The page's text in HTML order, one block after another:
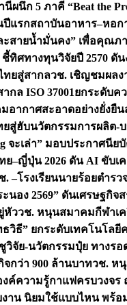
นีผนึก 5 ภาคี “Beat the
ปีแรกสถาบันอาหาร–หอก
สายน้ำมั่นคง” เพื่อคุณ
ชี้ทิศทางทุนวิจัยปี 2570
ทยสู่สากลวช. เชิญชมผล
ล ISO 37001ยกระดับ
อากาศสะอาดอย่างยั่งยืน
ยสู่ฮับนวัตกรรมการผลิต
ะเล่า” มอบประกาศนีย
ทย–ญี่ปุ่น 2026 ดัน AI ขับ
. –โรงเรียนนายร้อยตำร
อง 2569” ดันเศรษฐกิจ
หัววช. หนุนสมาคมกีฬาเ
วิธี” ยกระดับเทคโนโลยี
วิจัย-นวัตกรรมปุ๋ย ทางร
กว่า 900 ล้านบาทวช. ห
ค์ความรู้กาแฟครบวงจ
งาน นิยมใช้แบบไหน พร้อ